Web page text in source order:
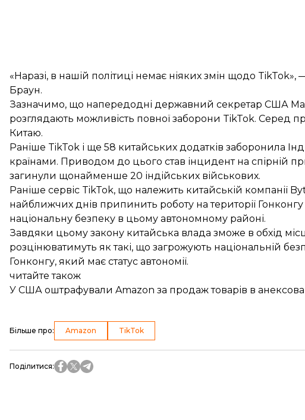
«Наразі, в нашій політиці немає ніяких змін щодо TikTok»,
Браун.
Зазначимо, що напередодні державний секретар США
розглядають можливість повної заборони TikTok. Серед
Китаю.
Раніше TikTok і ще 58 китайських додатків заборонила
країнами. Приводом до цього став інцидент на спірній
загинули щонайменше 20 індійських військових.
Раніше сервіс TikTok, що належить китайській компанії
найближчих днів припинить роботу на території
національну безпеку в цьому автономному районі.
Завдяки цьому закону китайська влада зможе в обхід
розцінюватимуть як такі, що загрожують національній
Гонконгу, який має статус автономії.
читайте також
У США оштрафували Amazon за продаж товарів в
Більше про: Amazon TikTok
Поділитися: